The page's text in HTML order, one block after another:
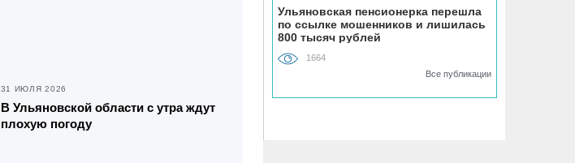
31 ИЮЛЯ 2026
В Ульяновской области с утра ждут
плохую погоду
07.08, 17:00
«Ульяновскэнерго» передали под
управление нового лидера из
Ульяновская пенсионерка перешла
по ссылке мошенников и лишилась
800 тысяч рублей
1664
Все публикации